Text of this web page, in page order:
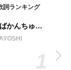
詞ランキング
激アツ爆ネツどんどこ音頭 ～ばかんちゅぬ宴～